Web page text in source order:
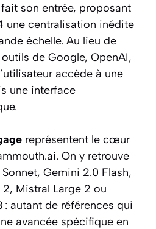
son entrée, proposant
une centralisation inédite
échelle. Au lieu de
de Google, OpenAI,
accède à une
une interface
représentent le cœur
On y retrouve
Gemini 2.0 Flash,
Mistral Large 2 ou
: autant de références qui
avancée spécifique en